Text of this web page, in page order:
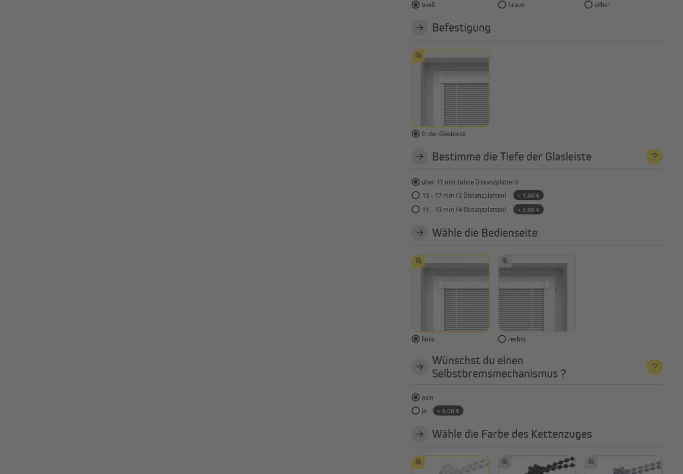
weiß braun silber
Befestigung
In der Glasleiste
Bestimme die Tiefe der Glasleiste
über 17 mm (ohne Distanzplatten)
13 - 17 mm (2 Distanzplatten)
+ 1,00 €
11 - 13 mm (4 Distanzplatten) + 2,00 €
Wähle die Bedienseite
links rechts
Wünschst du einen
Selbstbremsmechanismus ?
nein
ja
+ 5,00 €
Wähle die Farbe des Kettenzuges